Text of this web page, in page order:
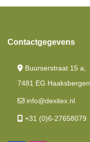
Contactgegevens
Buurserstraat 15 a,
7481 EG Haaksbergen
info@dexitex.nl
+31 (0)6-27658079